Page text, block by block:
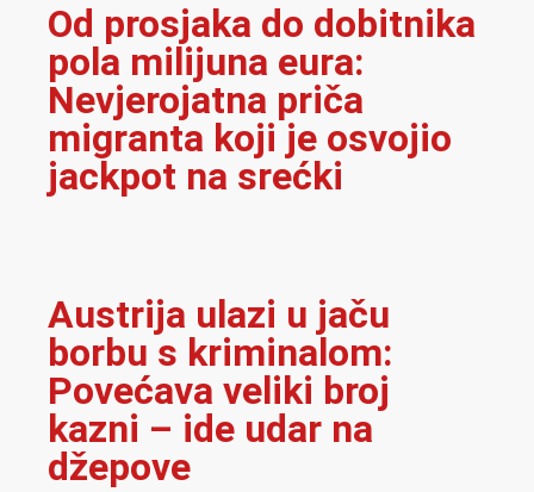
Od prosjaka do dobitnika
pola milijuna eura:
Nevjerojatna priča
migranta koji je osvojio
jackpot na srećki
Austrija ulazi u jaču
borbu s kriminalom:
Povećava veliki broj
kazni – ide udar na
džepove